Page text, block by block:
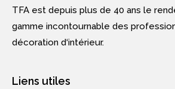
TFA est depuis plus de 40 ans le
gamme incontournable des
décoration d‘intérieur.
Liens utiles